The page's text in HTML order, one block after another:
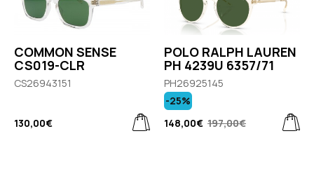
COMMON SENSE
CS019-CLR
CS26943151
130,00€
POLO RALPH LAUREN
PH 4239U 6357/71
PH26925145
148,00€ 197,00€
-25%